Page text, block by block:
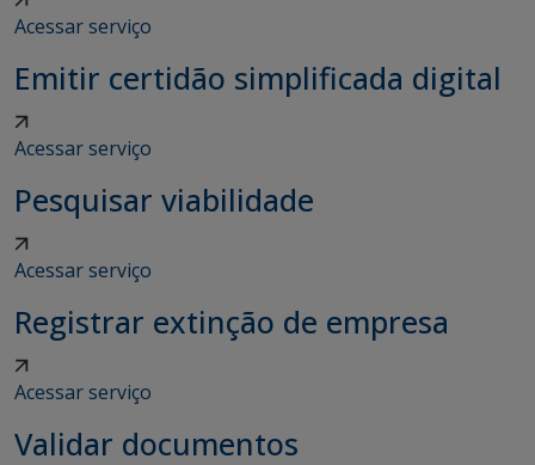
Acessar serviço
Emitir certidão simplificada digital
Acessar serviço
Pesquisar viabilidade
Acessar serviço
Registrar extinção de empresa
Acessar serviço
Validar documentos